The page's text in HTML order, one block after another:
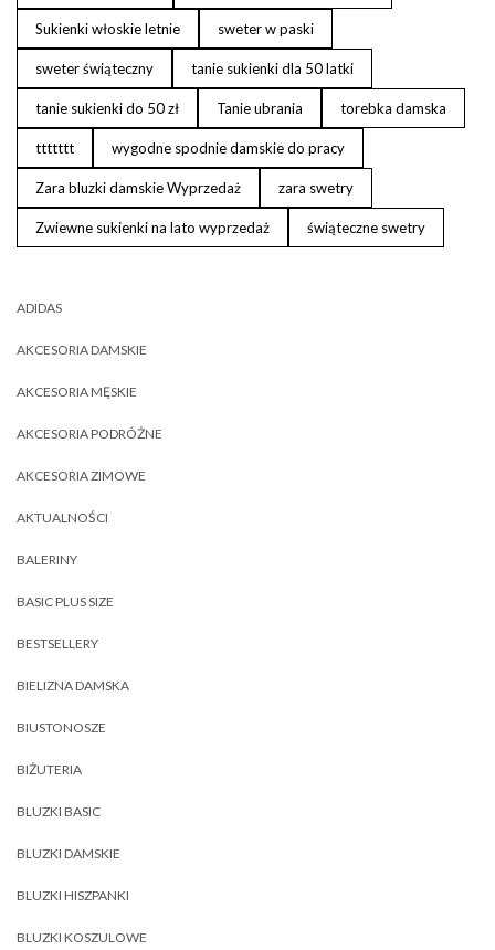
Sukienki włoskie letnie sweter w paski
sweter świąteczny tanie sukienki dla 50 latki
tanie sukienki do 50 zł Tanie ubrania torebka damska
ttttttt wygodne spodnie damskie do pracy
Zara bluzki damskie Wyprzedaż zara swetry
Zwiewne sukienki na lato wyprzedaż świąteczne swetry
ADIDAS
AKCESORIA DAMSKIE
AKCESORIA MĘSKIE
AKCESORIA PODRÓŻNE
AKCESORIA ZIMOWE
AKTUALNOŚCI
BALERINY
BASIC PLUS SIZE
BESTSELLERY
BIELIZNA DAMSKA
BIUSTONOSZE
BIŻUTERIA
BLUZKI BASIC
BLUZKI DAMSKIE
BLUZKI HISZPANKI
BLUZKI KOSZULOWE